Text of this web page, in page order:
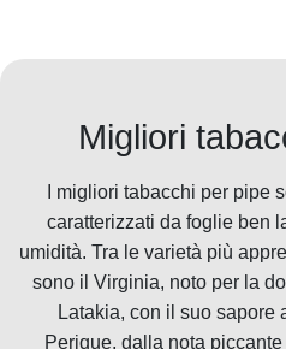
Migliori
I migliori tabacchi per pipe
caratterizzati da foglie ben
umidità. Tra le varietà più
sono il Virginia, noto per la
Latakia, con il suo sapore
Perique, dalla nota